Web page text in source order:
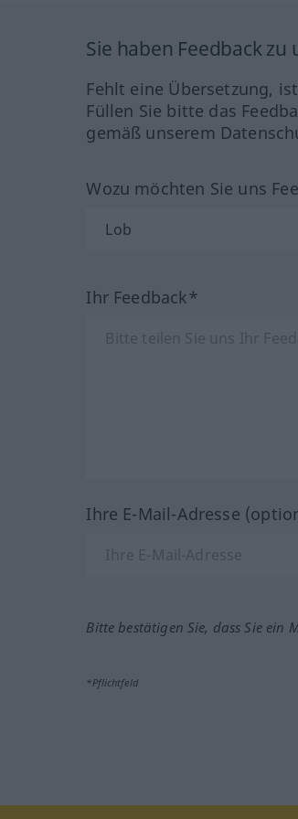
Sie haben Feedback
Fehlt eine Übersetzung,
Füllen Sie bitte das
gemäß unserem
Wozu möchten Sie uns
Ihr Feedback*
Ihre E-Mail-Adresse
Bitte bestätigen Sie, dass Sie ein
*Pflichtfeld